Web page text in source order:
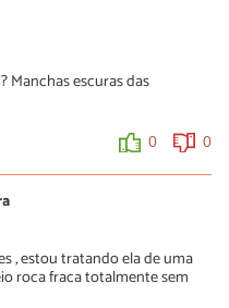
Manchas escuras das
0 0
, estou tratando ela de uma
roca fraca totalmente sem